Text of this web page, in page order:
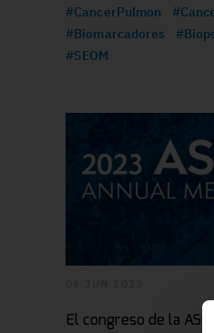
#CancerPulmon
#Biomarcadores
#SEOM
El congreso de la